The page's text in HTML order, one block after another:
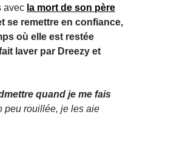
avec la mort de son père
se remettre en confiance,
où elle est restée
laver par Dreezy et
quand je me fais
peu rouillée, je les aie